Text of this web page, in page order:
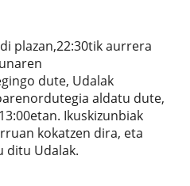
plazan,22:30tik aurrera
dute, Udalak
aldatu dute,
Ikuskizunbiak
kokatzen dira, eta
ditu Udalak.